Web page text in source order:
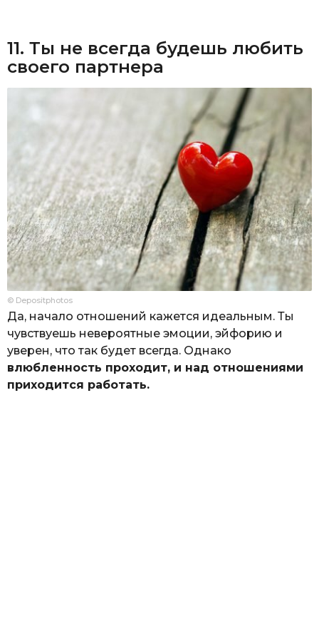
11. Ты не всегда будешь любить
своего партнера
© Depositphotos
Да, начало отношений кажется идеальным. Ты
чувствуешь невероятные эмоции, эйфорию и
уверен, что так будет всегда. Однако
влюбленность проходит, и над отношениями
приходится работать.